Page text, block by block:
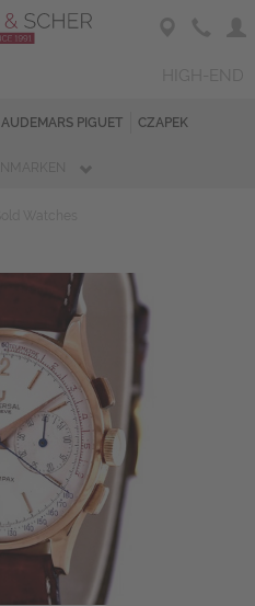
AUDEMARS PIGUET CZAPEK